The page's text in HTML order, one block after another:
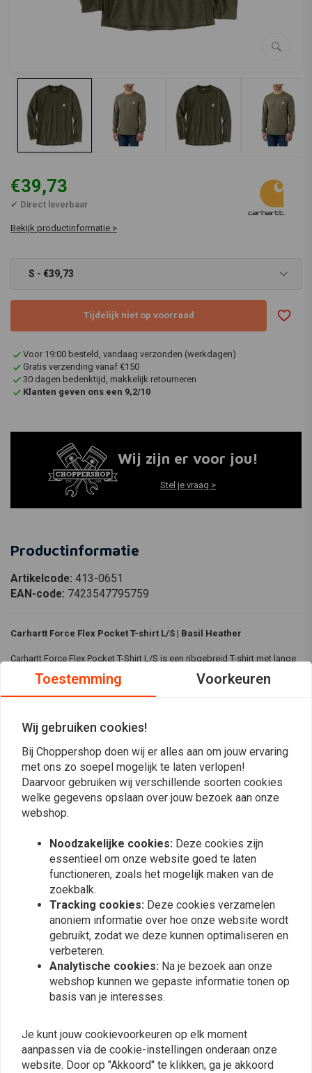
€39,73
✔ Direct leverbaar
Bekijk productinformatie >
S - €39,73
Tijdelijk niet op voorraad
Voor 19:00 besteld, vandaag verzonden (werkdagen)
Gratis verzending vanaf €150
30 dagen bedenktijd, makkelijk retourneren
Klanten geven ons een 9,2/10
Wij zijn er voor jou!
Stel je vraag >
Productinformatie
Artikelcode: 413-0651
EAN-code: 7423547795759
Carhartt Force Flex Pocket T-shirt L/S | Basil Heather
Carhartt Force Flex Pocket T-Shirt L/S is een ribgebreid T-shirt met lange
mouwen en ronde hals, gemaakt van 65% Katoen en 35% Polyester in
5,75 oz/yd² - 195 g/m². Het is een relaxed fit t-shirt met Carhartt Force™ -
Specificaties:
Materiaal:65% Katoen/35% Polyester
5,75 oz/yd² - 195 gsm
Kleur:Basil Heather
Type pasvorm:
Ribgebreide ronde hals
Drop tail zoom
Gladde flatlocknaden
Carhartt Force™ - sneldrogend
Carhartt Force™ label op linkermouw
Carhartt label opgenaaid op zak
Lees meer
Reviews
(0 beoordelingen)
Plaats ook een review
Vergelijkbare producten
Toestemming Voorkeuren
Wij gebruiken cookies!
Bij Choppershop doen wij er alles aan om jouw ervaring
met ons zo soepel mogelijk te laten verlopen!
Daarvoor gebruiken wij verschillende soorten cookies
welke gegevens opslaan over jouw bezoek aan onze
webshop.
Noodzakelijke cookies: Deze cookies zijn
essentieel om onze website goed te laten
functioneren, zoals het mogelijk maken van de
zoekbalk.
Tracking cookies: Deze cookies verzamelen
anoniem informatie over hoe onze website wordt
gebruikt, zodat we deze kunnen optimaliseren en
verbeteren.
Analytische cookies: Na je bezoek aan onze
webshop kunnen we gepaste informatie tonen op
basis van je interesses.
Je kunt jouw cookievoorkeuren op elk moment
aanpassen via de cookie-instellingen onderaan onze
website. Door op "Akkoord" te klikken, ga je akkoord